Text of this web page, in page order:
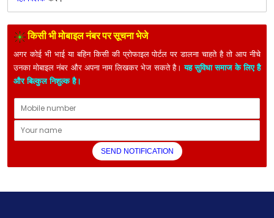
किसी भी मोबाइल नंबर पर सूचना भेजे
अगर कोई भी भाई या बहिन किसी की प्रोफाइल पोर्टल पर डालना चाहते है तो आप नीचे
उनका मोबाइल नंबर और अपना नाम लिखकर भेज सकते है।यह सुविधा समाज के लिए है
और बिल्कुल निशुल्क है।